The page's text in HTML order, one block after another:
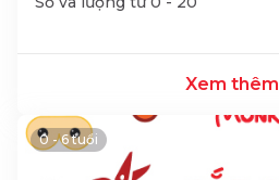
Xem thêm
0 - 6 tuổi